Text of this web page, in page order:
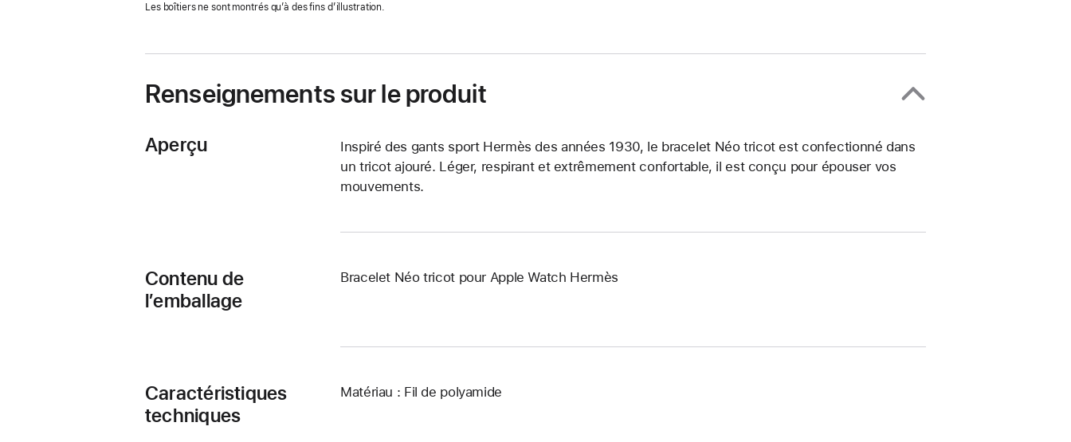
nouvelle
Les boîtiers ne sont montrés qu’à des fins d’illustration.
Renseignements sur le produit
Aperçu
Inspiré des gants sport Hermès des années 1930, le bracelet Néo tricot est confectionné dans
un tricot ajouré. Léger, respirant et extrêmement confortable, il est conçu pour épouser vos
mouvements.
Contenu de
l’emballage
Bracelet Néo tricot pour Apple Watch Hermès
Caractéristiques
techniques
Matériau : Fil de polyamide